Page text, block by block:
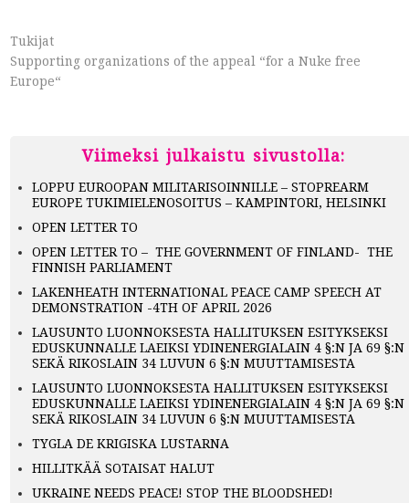
Tukijat
Supporting organizations of the appeal “for a Nuke free
Europe“
Viimeksi julkaistu sivustolla:
LOPPU EUROOPAN MILITARISOINNILLE – STOPREARM
EUROPE TUKIMIELENOSOITUS – KAMPINTORI, HELSINKI
OPEN LETTER TO
OPEN LETTER TO – THE GOVERNMENT OF FINLAND- THE
FINNISH PARLIAMENT
LAKENHEATH INTERNATIONAL PEACE CAMP SPEECH AT
DEMONSTRATION -4TH OF APRIL 2026
LAUSUNTO LUONNOKSESTA HALLITUKSEN ESITYKSEKSI
EDUSKUNNALLE LAEIKSI YDINENERGIALAIN 4 §:N JA 69 §:N
SEKÄ RIKOSLAIN 34 LUVUN 6 §:N MUUTTAMISESTA
LAUSUNTO LUONNOKSESTA HALLITUKSEN ESITYKSEKSI
EDUSKUNNALLE LAEIKSI YDINENERGIALAIN 4 §:N JA 69 §:N
SEKÄ RIKOSLAIN 34 LUVUN 6 §:N MUUTTAMISESTA
TYGLA DE KRIGISKA LUSTARNA
HILLITKÄÄ SOTAISAT HALUT
UKRAINE NEEDS PEACE! STOP THE BLOODSHED!